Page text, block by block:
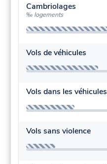
Cambriolages
‰ logements
Vols de véhicules
Vols dans les véhicules
Vols sans violence